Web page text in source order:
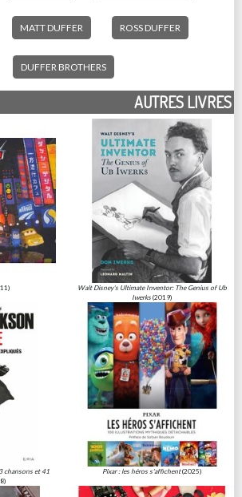
MATT DUFFER ROSS DUFFER
DUFFER BROTHERS
AUTRES LIVRES
Walt Disney's Ultimate Inventor: The Genius of Ub
Iwerks (2019)
chansons et 41
Pixar : les héros s'affichent(2025)